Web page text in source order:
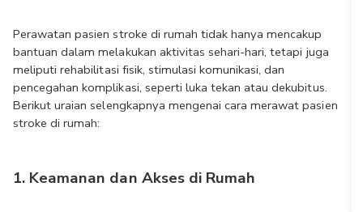
Perawatan pasien stroke di rumah tidak hanya mencakup
bantuan dalam melakukan aktivitas sehari-hari, tetapi juga
meliputi rehabilitasi fisik, stimulasi komunikasi, dan
pencegahan komplikasi, seperti luka tekan atau dekubitus.
Berikut uraian selengkapnya mengenai cara merawat pasien
stroke di rumah:
1. Keamanan dan Akses di Rumah